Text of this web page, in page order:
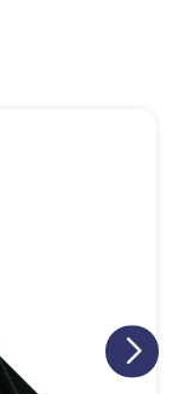
e respeitar
apenas para fins
a